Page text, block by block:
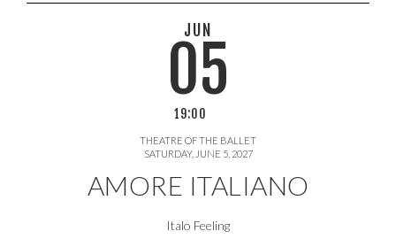
19:00
05
SATURDAY, JUNE 5, 2027
AMORE ITALIANO
THEATRE OF THE BALLET
Italo Feeling
JUN